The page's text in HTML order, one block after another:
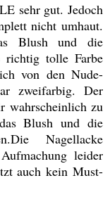
sehr gut. Jedoch
nicht umhaut.
Blush und die
richtig tolle Farbe
von den Nude-
zweifarbig. Der
wahrscheinlich zu
Blush und die
Nagellacke
leider
auch kein Must-